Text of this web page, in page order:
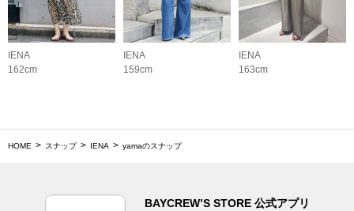
IENA
162cm
IENA
159cm
IENA
163cm
HOME スナップ IENA yamaのスナップ
BAYCREW’S STORE 公式アプリ